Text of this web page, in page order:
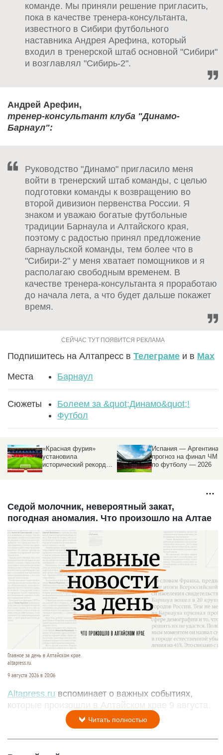
команде. Мы приняли решение пригласить,
пока в качестве тренера-консультанта,
известного в Сибири футбольного
наставника Андрея Арефина, который
входил в тренерской штаб основной "Сибири"
и возглавлял "Сибирь-2".
Андрей Арефин,
тренер-консультант клуба "Динамо-
Барнаул":
Руководство "Динамо" пригласило меня
войти в тренерский штаб команды, с целью
подготовки команды к возвращению во
второй дивизион первенства России. Я
знаком и уважаю богатые футбольные
традиции Барнаула и Алтайского края,
поэтому с радостью принял предложение
барнаульской команды, тем более что в
"Сибири-2" у меня хватает помощников и я
располагаю свободным временем. В
качестве тренера-консультанта я проработаю
до начала лета, а что будет дальше покажет
время.
Подпишитесь на Алтапресс в Телеграме и в Max
Места Барнаул
Сюжеты
Болеем за &quot;Динамо&quot;!
Футбол
«Красная фурия»
установила
исторический рекорд
по пропущенным голам
Испания — Аргентина:
прогноз на финал ЧМ
по футболу — 2026
Седой молочник, невероятный закат,
погодная аномалия. Что произошло на Алтае
Главное за день в Алтайском крае.
altapress.ru.
9 августа 2026 в 20:06
Altapress.ru вспоминает о важных событиях,
которые произошли в Алтайском крае 9 августа.
Читать полностью